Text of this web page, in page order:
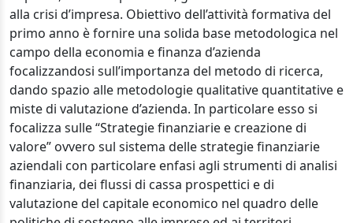
alla crisi d’impresa. Obiettivo dell’attività formativa del
primo anno è fornire una solida base metodologica nel
campo della economia e finanza d’azienda
focalizzandosi sull’importanza del metodo di ricerca,
dando spazio alle metodologie qualitative quantitative e
miste di valutazione d’azienda. In particolare esso si
focalizza sulle “Strategie finanziarie e creazione di
valore” ovvero sul sistema delle strategie finanziarie
aziendali con particolare enfasi agli strumenti di analisi
finanziaria, dei flussi di cassa prospettici e di
valutazione del capitale economico nel quadro delle